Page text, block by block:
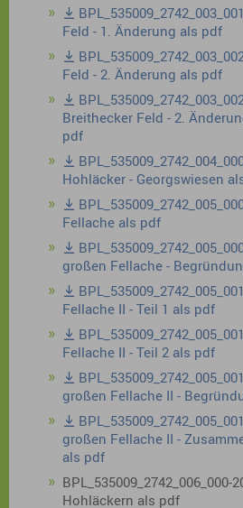
Feld - 1. Änderung als pdf
Feld - 2. Änderung als pdf
Breithecker Feld - 2.
pdf
Hohläcker - Georgswiesen
Fellache als pdf
großen Fellache -
Fellache II - Teil 1 als pdf
Fellache II - Teil 2 als pdf
großen Fellache II -
großen Fellache II -
als pdf
BPL_535009_2742_006_000-
Hohläckern als pdf